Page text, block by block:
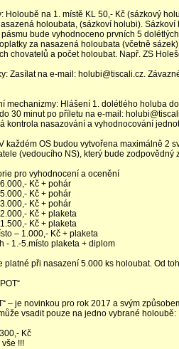
Holoubě na 1. místě KL 50,- Kč (sázkový
holoubata, (sázkoví holubi).
bude vyhodnoceno prvních 5
za nasazená holoubata (včetně
chovatelů a počet holoubat. Např. ZS
Zasílat na e-mail: holubi@tiscali.cz.
mechanizmy: Hlášení 1. dolétlého holuba
30 minut po příletu na e-mail:
kontrola nasazování a vyhodnocování
každém OS budou vytvořena maximálně 2
(vedoucího NS), který bude
pro vyhodnocení a ocenění
Kč + pohár
Kč + pohár
Kč + pohár
Kč + plaketa
Kč + plaketa
– 1.000,- Kč + plaketa
- 1.-5.místo plaketa + diplom
platné při nasazení 5.000 ks holoubat. Od
– je novinkou pro rok 2017 a svým
vsadit pouze na jedno vybrané holoubě:
Kč
!!!